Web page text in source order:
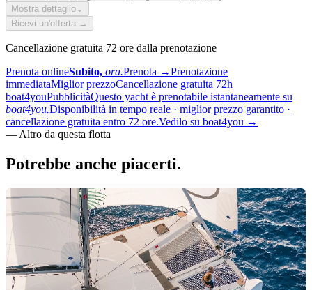
Mostra dettaglio ⌄
Ricevi un'offerta →
Cancellazione gratuita 72 ore dalla prenotazione
Prenota onlineSubito, ora.Prenota →Prenotazione
immediataMiglior prezzoCancellazione gratuita 72h
boat4youPubblicitàQuesto yacht è prenotabile istantaneamente su
boat4you.Disponibilità in tempo reale · miglior prezzo garantito ·
cancellazione gratuita entro 72 ore.Vedilo su boat4you →
— Altro da questa flotta
Potrebbe anche piacerti.